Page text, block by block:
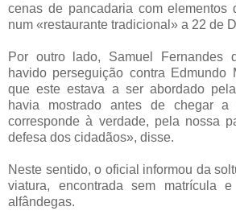
cenas de pancadaria com elementos
num «restaurante tradicional» a 22 de
Por outro lado, Samuel Fernandes
havido perseguição contra Edmundo
que este estava a ser abordado
havia mostrado antes de chegar a
corresponde à verdade, pela nossa
defesa dos cidadãos», disse.
Neste sentido, o oficial informou da
viatura, encontrada sem matrícula
alfândegas.